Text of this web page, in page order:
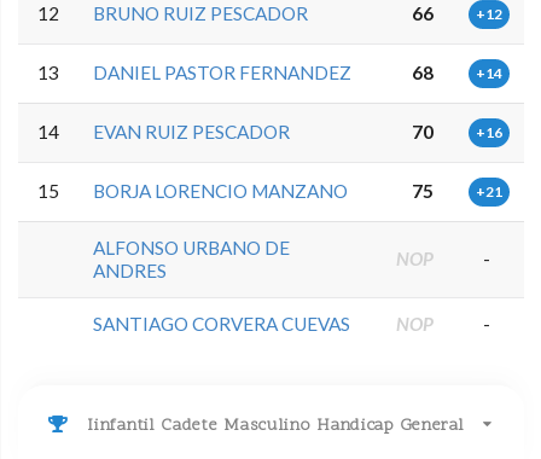
12 BRUNO RUIZ PESCADOR 66 +12
13 DANIEL PASTOR FERNANDEZ 68 +14
14 EVAN RUIZ PESCADOR 70 +16
15 BORJA LORENCIO MANZANO 75 +21
ALFONSO URBANO DE
ANDRES
NOP -
SANTIAGO CORVERA CUEVAS NOP -
Iinfantil Cadete Masculino Handicap General